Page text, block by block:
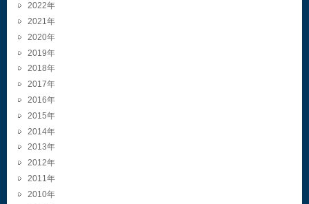
2022
2021
2020
2019
2018
2017
2016
2015
2014
2013
2012
2011
2010